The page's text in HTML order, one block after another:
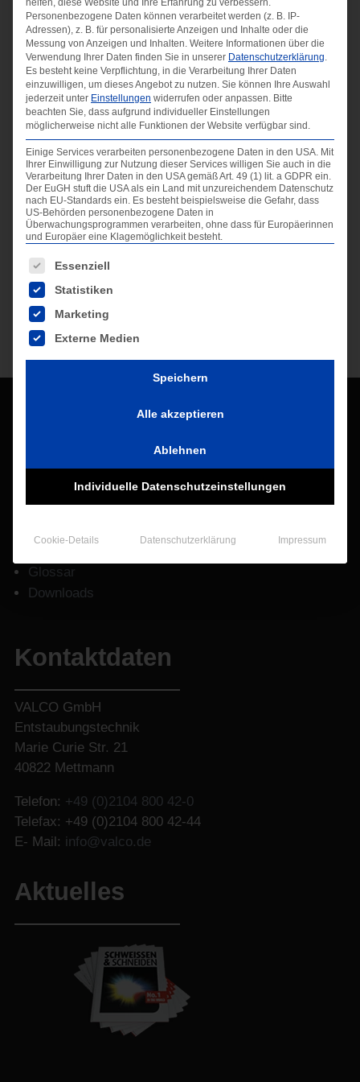
Fähigkeiten
Gepostet am
11/08/2020
Herbold MANN + HUMMEL
Kommentar absenden
Du musstangemeldet
abzugeben.
Info-Center
Impressum
Glossar
Downloads
Kontaktdaten
VALCO GmbH
Entstaubungstechnik
Marie Curie Str. 21
40822 Mettmann
Telefon: +49 (0)2104 800 42-0
Telefax: +49 (0)2104 800 42-44
E- Mail: info@valco.de
Aktuelles
helfen, diese Website und Ihre Erfahrung zu verbessern.
Personenbezogene Daten können verarbeitet werden (z. B. IP-
Adressen), z. B. für personalisierte Anzeigen und Inhalte oder die
Messung von Anzeigen und Inhalten. Weitere Informationen über die
Verwendung Ihrer Daten finden Sie in unserer Datenschutzerklärung.
Es besteht keine Verpflichtung, in die Verarbeitung Ihrer Daten
einzuwilligen, um dieses Angebot zu nutzen. Sie können Ihre Auswahl
jederzeit unter Einstellungen widerrufen oder anpassen. Bitte
beachten Sie, dass aufgrund individueller Einstellungen
möglicherweise nicht alle Funktionen der Website verfügbar sind.
Einige Services verarbeiten personenbezogene Daten in den USA. Mit
Ihrer Einwilligung zur Nutzung dieser Services willigen Sie auch in die
Verarbeitung Ihrer Daten in den USA gemäß Art. 49 (1) lit. a GDPR ein.
Der EuGH stuft die USA als ein Land mit unzureichendem Datenschutz
nach EU-Standards ein. Es besteht beispielsweise die Gefahr, dass
US-Behörden personenbezogene Daten in
Überwachungsprogrammen verarbeiten, ohne dass für Europäerinnen
und Europäer eine Klagemöglichkeit besteht.
Es folgt eine Liste der Service-Gruppen, für die eine
Essenziell
Statistiken
Marketing
Externe Medien
Speichern
Alle akzeptieren
Ablehnen
Individuelle Datenschutzeinstellungen
Cookie-Details Datenschutzerklärung Impressum